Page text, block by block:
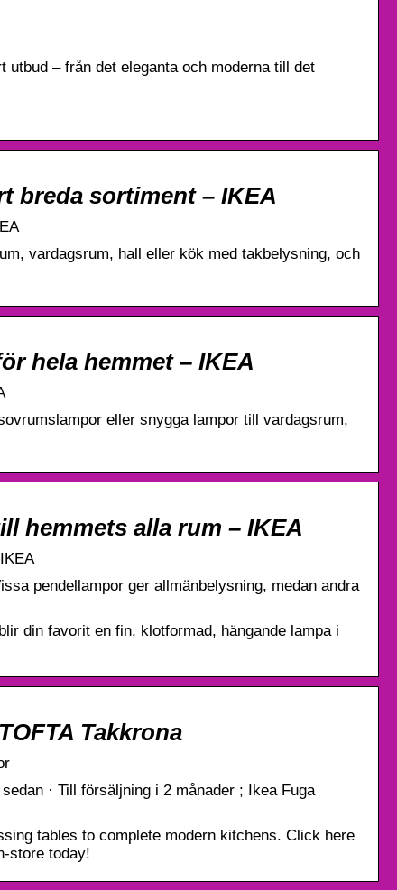
– från det eleganta och moderna till det
breda sortiment – IKEA
vardagsrum, hall eller kök med takbelysning, och
hela hemmet – IKEA
eller snygga lampor till vardagsrum,
hemmets alla rum – IKEA
pendellampor ger allmänbelysning, medan andra
din favorit en fin, klotformad, hängande lampa i
Takkrona
· Till försäljning i 2 månader ; Ikea Fuga
tables to complete modern kitchens. Click here
store today!